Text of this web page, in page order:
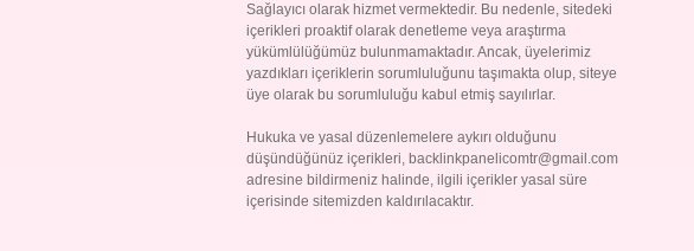
Sağlayıcı olarak hizmet vermektedir. Bu nedenle, sitedeki
içerikleri proaktif olarak denetleme veya araştırma
yükümlülüğümüz bulunmamaktadır. Ancak, üyelerimiz
yazdıkları içeriklerin sorumluluğunu taşımakta olup, siteye
üye olarak bu sorumluluğu kabul etmiş sayılırlar.
Hukuka ve yasal düzenlemelere aykırı olduğunu
düşündüğünüz içerikleri, backlinkpanelicomtr@gmail.com
adresine bildirmeniz halinde, ilgili içerikler yasal süre
içerisinde sitemizden kaldırılacaktır.